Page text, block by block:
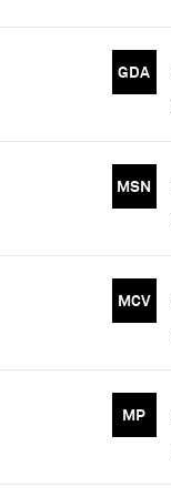
GDA
MSN
MCV
MP